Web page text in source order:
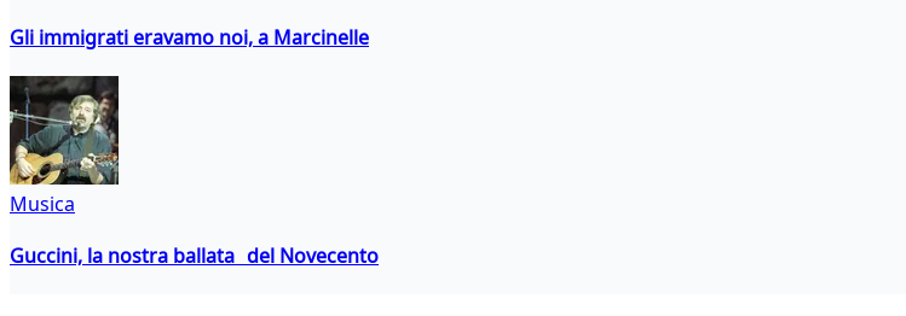
Gli immigrati eravamo noi, a Marcinelle
Musica
Guccini, la nostra ballata del Novecento